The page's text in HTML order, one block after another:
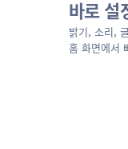
바로 설
밝기, 소리,
홈 화면에서